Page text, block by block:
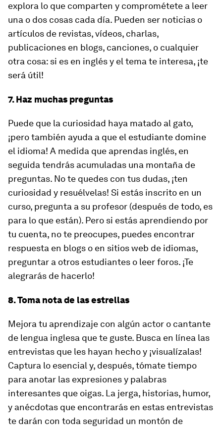
explora lo que comparten y comprométete a leer
una o dos cosas cada día. Pueden ser noticias o
artículos de revistas, vídeos, charlas,
publicaciones en blogs, canciones, o cualquier
otra cosa: si es en inglés y el tema te interesa, ¡te
será útil!
7. Haz muchas preguntas
Puede que la curiosidad haya matado al gato,
¡pero también ayuda a que el estudiante domine
el idioma! A medida que aprendas inglés, en
seguida tendrás acumuladas una montaña de
preguntas. No te quedes con tus dudas, ¡ten
curiosidad y resuélvelas! Si estás inscrito en un
curso, pregunta a su profesor (después de todo, es
para lo que están). Pero si estás aprendiendo por
tu cuenta, no te preocupes, puedes encontrar
respuesta en blogs o en sitios web de idiomas,
preguntar a otros estudiantes o leer foros. ¡Te
alegrarás de hacerlo!
8. Toma nota de las estrellas
Mejora tu aprendizaje con algún actor o cantante
de lengua inglesa que te guste. Busca en línea las
entrevistas que les hayan hecho y ¡visualízalas!
Captura lo esencial y, después, tómate tiempo
para anotar las expresiones y palabras
interesantes que oigas. La jerga, historias, humor,
y anécdotas que encontrarás en estas entrevistas
te darán con toda seguridad un montón de